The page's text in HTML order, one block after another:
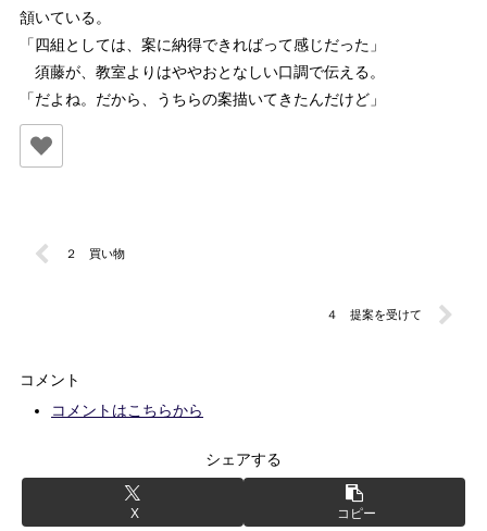
頷いている。
「四組としては、案に納得できればって感じだった」
須藤が、教室よりはややおとなしい口調で伝える。
「だよね。だから、うちらの案描いてきたんだけど」
２ 買い物
４ 提案を受けて
コメント
コメントはこちらから
シェアする
X コピー